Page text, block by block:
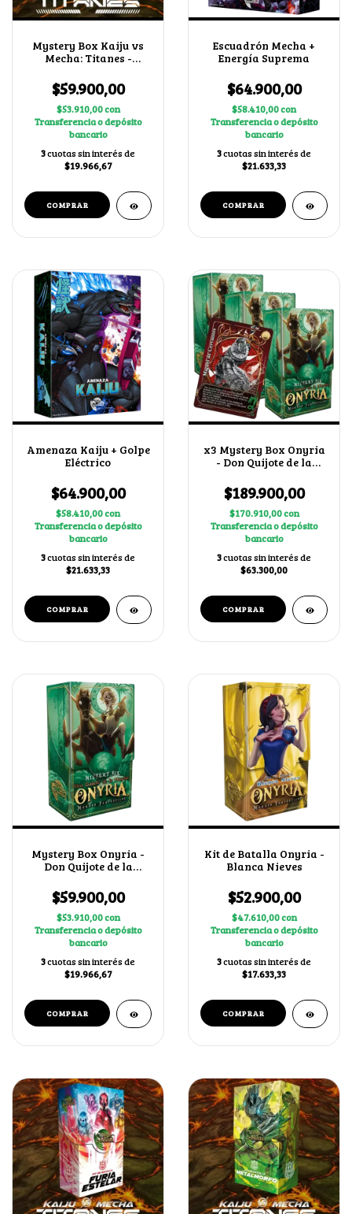
Mystery Box Kaiju vs
Mecha: Titanes -
Legendarios
$59.900,00
$53.910,00con
Transferencia o depósito
bancario
3cuotas sin interés de
$19.966,67
Escuadrón Mecha +
Energía Suprema
$64.900,00
$58.410,00con
Transferencia o depósito
bancario
3cuotas sin interés de
$21.633,33
Amenaza Kaiju + Golpe
Eléctrico
$64.900,00
$58.410,00con
Transferencia o depósito
bancario
3cuotas sin interés de
$21.633,33
x3 Mystery Box Onyria
- Don Quijote de la
Cervantes
$189.900,00
$170.910,00con
Transferencia o depósito
bancario
3cuotas sin interés de
$63.300,00
Mystery Box Onyria -
Don Quijote de la
$59.900,00
$53.910,00con
Transferencia o depósito
bancario
3cuotas sin interés de
$19.966,67
Kit de Batalla Onyria -
Blanca Nieves
$52.900,00
$47.610,00con
Transferencia o depósito
bancario
3cuotas sin interés de
$17.633,33